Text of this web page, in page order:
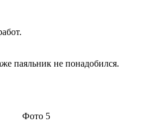
паяльник не понадобился.
Фото 5